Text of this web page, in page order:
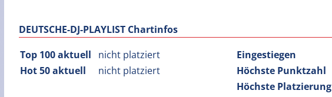
DEUTSCHE-DJ-PLAYLIST Chartinfos
Top 100 aktuell
nicht platziert
Hot 50 aktuell
nicht platziert
Eingestiegen
Höchste Punktzahl
Höchste Platzierung